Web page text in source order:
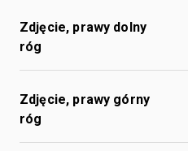
Zdjęcie, prawy dolny
róg
Zdjęcie, prawy górny
róg